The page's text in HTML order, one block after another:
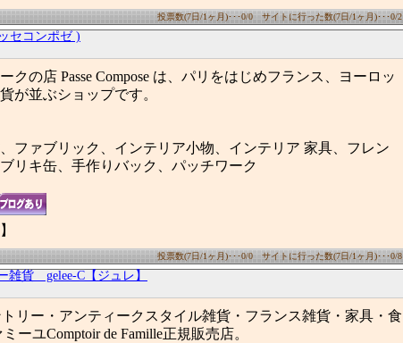
投票数(7日/1ヶ月)･･･0/0 サイトに行った数(7日/1ヶ月)･･･0/2
セコンポゼ )
クの店 Passe Compose は、パリをはじめフランス、ヨーロッ
が並ぶショップです。
ファブリック、インテリア小物、インテリア 家具、フレン
リキ缶、手作りバック、パッチワーク
】
投票数(7日/1ヶ月)･･･0/0 サイトに行った数(7日/1ヶ月)･･･0/8
雑貨 gelee-C【ジュレ】
リー・アンティークスタイル雑貨・フランス雑貨・家具・食
ーユComptoir de Famille正規販売店。